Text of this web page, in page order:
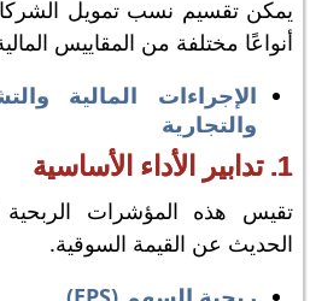
يمكن تقسيم نسب تمويل
أنواعًا مختلفة من المقاييس
الإجراءات المالية
والتجارية
1. تدابير الأداء الأساسية
تقيس هذه المؤشرات الربحية
الحديث عن القيمة السوقية.